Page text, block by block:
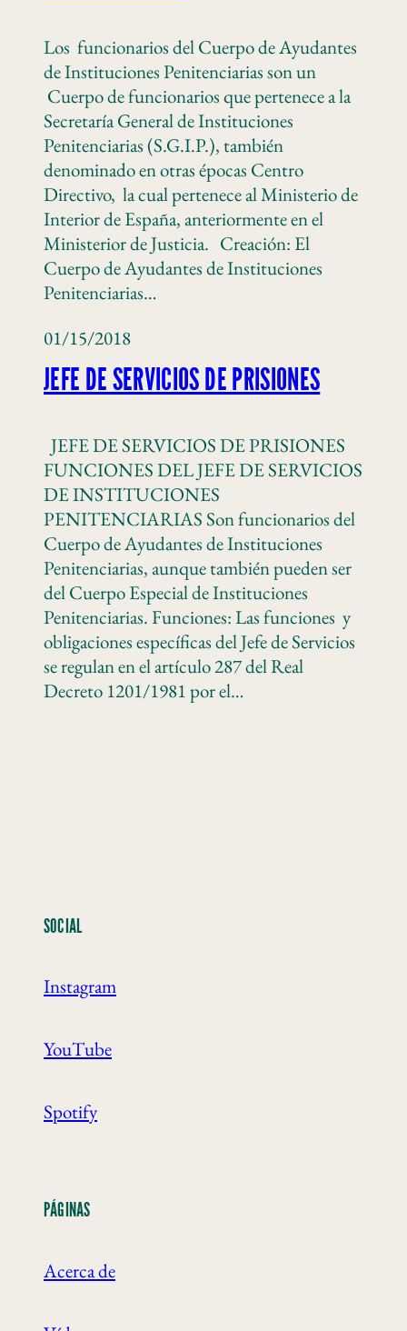
Los funcionarios del Cuerpo de Ayudantes
de Instituciones Penitenciarias son un
Cuerpo de funcionarios que pertenece a la
Secretaría General de Instituciones
Penitenciarias (S.G.I.P.), también
denominado en otras épocas Centro
Directivo, la cual pertenece al Ministerio de
Interior de España, anteriormente en el
Ministerior de Justicia. Creación: El
Cuerpo de Ayudantes de Instituciones
Penitenciarias…
01/15/2018
JEFE DE SERVICIOS DE PRISIONES
JEFE DE SERVICIOS DE PRISIONES
FUNCIONES DEL JEFE DE SERVICIOS
DE INSTITUCIONES
PENITENCIARIAS Son funcionarios del
Cuerpo de Ayudantes de Instituciones
Penitenciarias, aunque también pueden ser
del Cuerpo Especial de Instituciones
Penitenciarias. Funciones: Las funciones y
obligaciones específicas del Jefe de Servicios
se regulan en el artículo 287 del Real
Decreto 1201/1981 por el…
SOCIAL
Instagram
YouTube
Spotify
PÁGINAS
Acerca de